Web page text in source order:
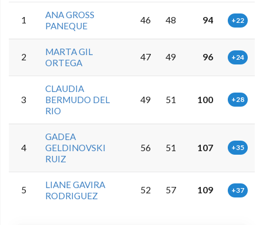
1
ANA GROSS
PANEQUE
46 48 94 +22
2
MARTA GIL
ORTEGA
47 49 96 +24
3
CLAUDIA
BERMUDO DEL
RIO
49 51 100 +28
4
GADEA
GELDINOVSKI
RUIZ
56 51 107 +35
5
LIANE GAVIRA
RODRIGUEZ
52 57 109 +37